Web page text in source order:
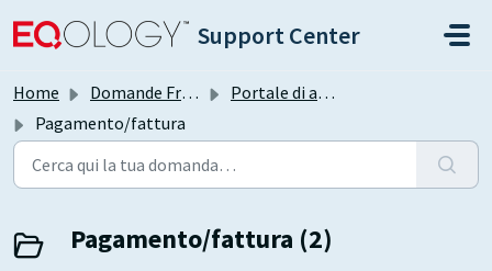
Support Center
Home Domande Frequenti (FAQ)
Portale di auto-assistenza Freshdesk
Pagamento/fattura
Pagamento/fattura (2)